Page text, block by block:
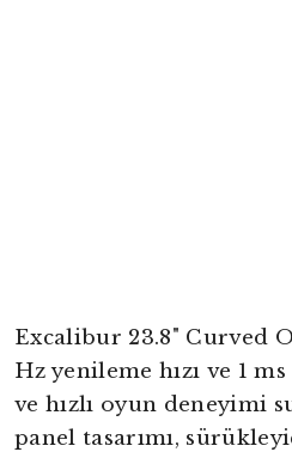
Excalibur 23.8" Curved
Hz yenileme hızı ve 1
ve hızlı oyun deneyimi
panel tasarımı,